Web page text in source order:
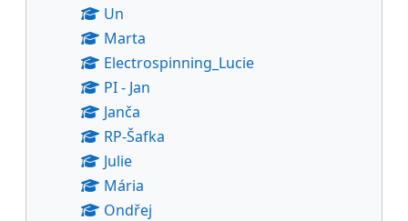
Un
Marta
Electrospinning_Lucie
PI - Jan
Janča
RP-Šafka
Julie
Mária
Ondřej